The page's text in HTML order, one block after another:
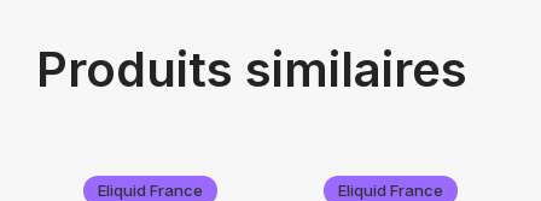
Produits similaires
Eliquid France Eliquid France